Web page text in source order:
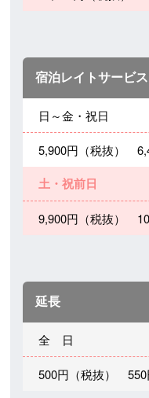
宿泊レイトサービス
日～金・祝日
5,900円（税抜）
土・祝前日
9,900円（税抜）
延長
全 日
500円（税抜） 550